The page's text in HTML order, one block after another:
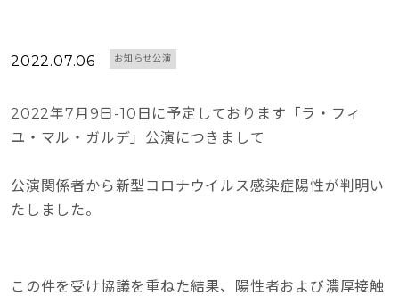
2022.07.06 お知らせ公演
2022年7月9日-10日に予定しております「ラ・フィ
ユ・マル・ガルデ」公演につきまして
公演関係者から新型コロナウイルス感染症陽性が判明い
たしました。
この件を受け協議を重ねた結果、陽性者および濃厚接触